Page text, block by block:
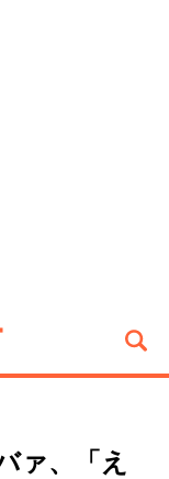
ァ、「え